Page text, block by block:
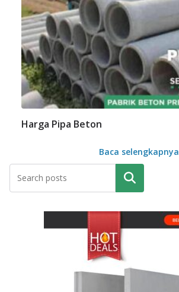
Harga Pipa Beton
Baca selengkapnya
Pencarian